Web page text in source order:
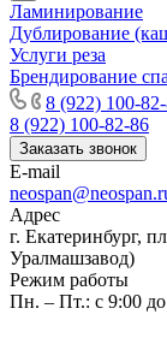
Ламинирование
Дублирование
Услуги реза
Брендирование
8 (922) 100-
8 (922) 100-82-86
Заказать звонок
E-mail
Адрес
г. Екатеринбург,
Уралмашзавод)
Режим работы
Пн. – Пт.: с 9:00